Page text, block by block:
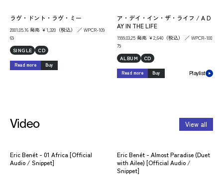
ラヴ・ドント・ラヴ・ミー
2001.05.16 発売 ￥1,320（税込） ／ WPCR-109
69
SINGLE
CD
Read more Buy
ア・デイ・イン・ザ・ライフ / A D
AY IN THE LIFE
1999.03.25 発売 ￥2,640（税込） ／ WPCR-100
79
ALBUM
CD
Read more Buy Playlist
Video View all
Eric Benét - 01 Africa [Official
Audio / Snippet]
Eric Benét - Almost Paradise (Duet
with Ailee) [Official Audio /
Snippet]